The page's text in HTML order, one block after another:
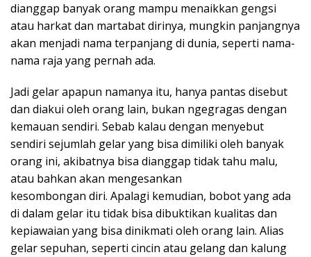
dianggap banyak orang mampu menaikkan gengsi
atau harkat dan martabat dirinya, mungkin panjangnya
akan menjadi nama terpanjang di dunia, seperti nama-
nama raja yang pernah ada.
Jadi gelar apapun namanya itu, hanya pantas disebut
dan diakui oleh orang lain, bukan ngegragas dengan
kemauan sendiri. Sebab kalau dengan menyebut
sendiri sejumlah gelar yang bisa dimiliki oleh banyak
orang ini, akibatnya bisa dianggap tidak tahu malu,
atau bahkan akan mengesankan
kesombongan diri. Apalagi kemudian, bobot yang ada
di dalam gelar itu tidak bisa dibuktikan kualitas dan
kepiawaian yang bisa dinikmati oleh orang lain. Alias
gelar sepuhan, seperti cincin atau gelang dan kalung